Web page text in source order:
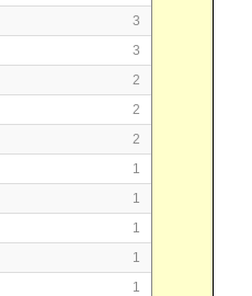
3
3
2
2
2
1
1
1
1
1